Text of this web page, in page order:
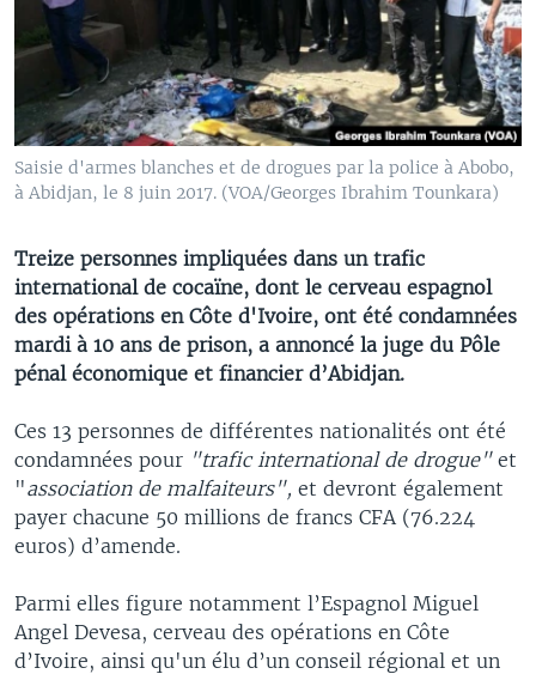
Saisie d'armes blanches et de drogues par la police à Abobo,
à Abidjan, le 8 juin 2017. (VOA/Georges Ibrahim Tounkara)
Treize personnes impliquées dans un trafic
international de cocaïne, dont le cerveau espagnol
des opérations en Côte d'Ivoire, ont été condamnées
mardi à 10 ans de prison, a annoncé la juge du Pôle
pénal économique et financier d’Abidjan.
Ces 13 personnes de différentes nationalités ont été
condamnées pour "trafic international de drogue"et
"association de malfaiteurs", et devront également
payer chacune 50 millions de francs CFA (76.224
euros) d’amende.
Parmi elles figure notamment l’Espagnol Miguel
Angel Devesa, cerveau des opérations en Côte
d’Ivoire, ainsi qu'un élu d’un conseil régional et un